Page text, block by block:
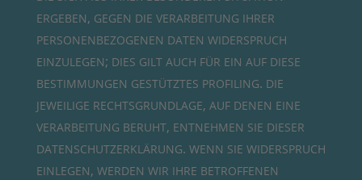
ERGEBEN, GEGEN DIE VERARBEITUNG IHRER
PERSONENBEZOGENEN DATEN WIDERSPRUCH
EINZULEGEN; DIES GILT AUCH FÜR EIN AUF DIESE
BESTIMMUNGEN GESTÜTZTES PROFILING. DIE
JEWEILIGE RECHTSGRUNDLAGE, AUF DENEN EINE
VERARBEITUNG BERUHT, ENTNEHMEN SIE DIESER
DATENSCHUTZERKLÄRUNG. WENN SIE WIDERSPRUCH
EINLEGEN, WERDEN WIR IHRE BETROFFENEN